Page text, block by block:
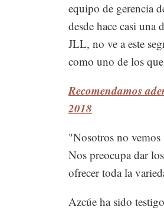
equipo de gerencia
desde hace casi una
JLL, no ve a este
como uno de los
Recomendamos
2018
"Nosotros no vemos
Nos preocupa dar
ofrecer toda la
Azcúe ha sido